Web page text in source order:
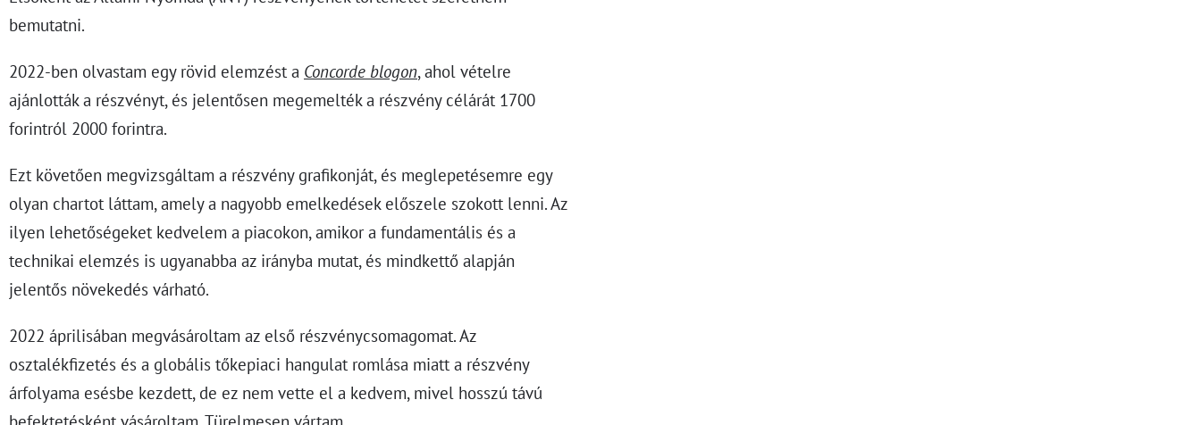
bemutatni.
2022-ben olvastam egy rövid elemzést a Concorde blogon, ahol vételre
ajánlották a részvényt, és jelentősen megemelték a részvény célárát 1700
forintról 2000 forintra.
Ezt követően megvizsgáltam a részvény grafikonját, és meglepetésemre egy
olyan chartot láttam, amely a nagyobb emelkedések előszele szokott lenni. Az
ilyen lehetőségeket kedvelem a piacokon, amikor a fundamentális és a
technikai elemzés is ugyanabba az irányba mutat, és mindkettő alapján
jelentős növekedés várható.
2022 áprilisában megvásároltam az első részvénycsomagomat. Az
osztalékfizetés és a globális tőkepiaci hangulat romlása miatt a részvény
árfolyama esésbe kezdett, de ez nem vette el a kedvem, mivel hosszú távú